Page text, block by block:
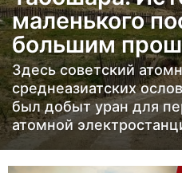
а
з
а
д
3
г
о
д
маленького
большим
Здесь советский
среднеазиатских
был добыт уран для
атомной